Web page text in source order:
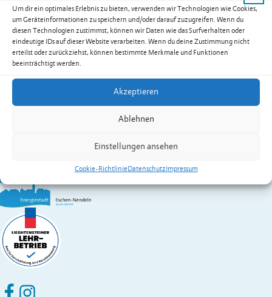
Um dir ein optimales Erlebnis zu bieten, verwenden wir Technologien wie Cookies,
um Geräteinformationen zu speichern und/oder darauf zuzugreifen. Wenn du
diesen Technologien zustimmst, können wir Daten wie das Surfverhalten oder
eindeutige IDs auf dieser Website verarbeiten. Wenn du deine Zustimmung nicht
erteilst oder zurückziehst, können bestimmte Merkmale und Funktionen
beeinträchtigt werden.
Akzeptieren
Ablehnen
Einstellungen ansehen
Cookie-RichtlinieDatenschutzImpressum
E-Mailadrian.gabathuler@eschen.li
Forstwerkhof
Obera-Schafflet 1
9485Nendeln
Gemeinde Eschen-Nendeln
St. Martins-Ring 2, 9492 Eschen